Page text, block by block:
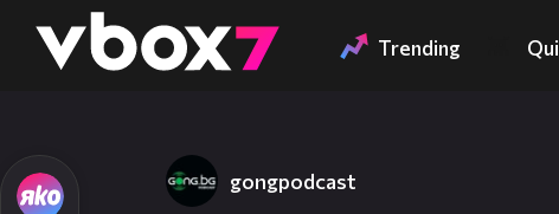
👾 Trending
gongpodcast